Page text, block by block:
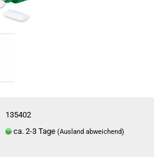
135402
ca. 2-3 Tage(Ausland abweichend)